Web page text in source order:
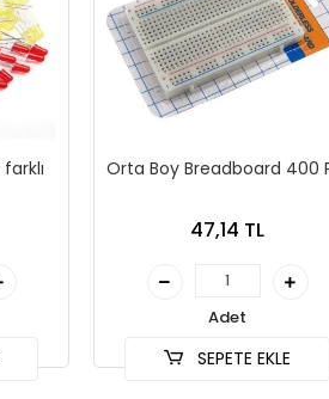
Orta Boy Breadboard 400
47,14 TL
Adet
SEPETE EKLE